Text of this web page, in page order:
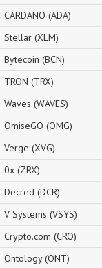
CARDANO (ADA)
Stellar (XLM)
Bytecoin (BCN)
TRON (TRX)
Waves (WAVES)
OmiseGO (OMG)
Verge (XVG)
0x (ZRX)
Decred (DCR)
V Systems (VSYS)
Crypto.com (CRO)
Ontology (ONT)